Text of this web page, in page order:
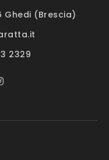
Ghedi (Brescia)
2329